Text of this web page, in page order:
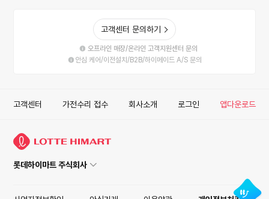
고객센터 문의하기
오프라인 매장/온라인 고객지원센터 문의
안심 케어/이전설치/B2B/하이메이드 A/S 문의
고객센터 가전수리 접수 회사소개 로그인 앱다운로드
롯데하이마트 주식회사